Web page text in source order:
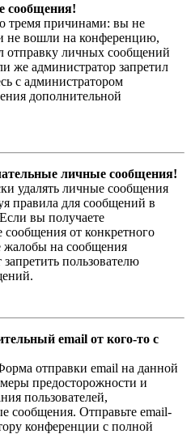
сообщения!
тремя причинами: вы не
не вошли на конференцию,
отправку личных сообщений
же администратор запретил
с администратором
дополнительной
личные сообщения!
удалять личные сообщения
правила для сообщений в
вы получаете
от конкретного
жалобы на сообщения
пользователю
email от кого-то с
отправки email на данной
предосторожности и
пользователей,
сообщения. Отправьте email-
конференции с полной